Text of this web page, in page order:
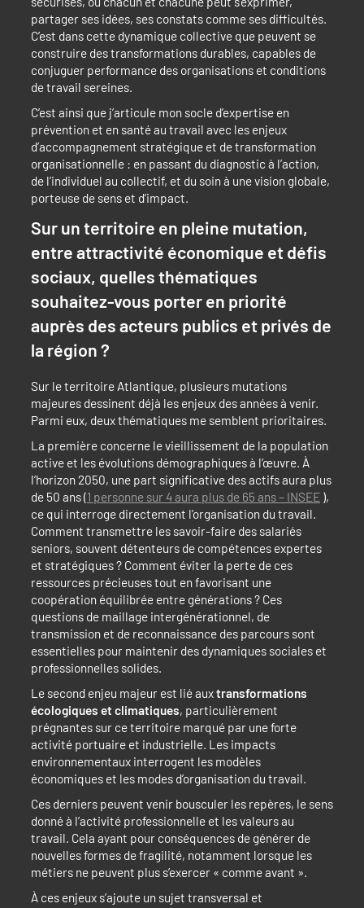
partager ses idées, ses constats comme ses difficultés.
C’est dans cette dynamique collective que peuvent se
construire des transformations durables, capables de
conjuguer performance des organisations et conditions
de travail sereines.
C’est ainsi que j’articule mon socle d’expertise en
prévention et en santé au travail avec les enjeux
d’accompagnement stratégique et de transformation
organisationnelle : en passant du diagnostic à l’action,
de l’individuel au collectif, et du soin à une vision globale,
porteuse de sens et d’impact.
Sur un territoire en pleine mutation,
entre attractivité économique et défis
sociaux, quelles thématiques
souhaitez-vous porter en priorité
auprès des acteurs publics et privés de
la région ?
Sur le territoire Atlantique, plusieurs mutations
majeures dessinent déjà les enjeux des années à venir.
Parmi eux, deux thématiques me semblent prioritaires.
La première concerne le vieillissement de la population
active et les évolutions démographiques à l’œuvre. À
l’horizon 2050, une part significative des actifs aura plus
de 50 ans (1 personne sur 4 aura plus de 65 ans – INSEE),
ce qui interroge directement l’organisation du travail.
Comment transmettre les savoir-faire des salariés
seniors, souvent détenteurs de compétences expertes
et stratégiques ? Comment éviter la perte de ces
ressources précieuses tout en favorisant une
coopération équilibrée entre générations ? Ces
questions de maillage intergénérationnel, de
transmission et de reconnaissance des parcours sont
essentielles pour maintenir des dynamiques sociales et
professionnelles solides.
Le second enjeu majeur est lié auxtransformations
écologiques et climatiques, particulièrement
prégnantes sur ce territoire marqué par une forte
activité portuaire et industrielle. Les impacts
environnementaux interrogent les modèles
économiques et les modes d’organisation du travail.
Ces derniers peuvent venir bousculer les repères, le sens
donné à l’activité professionnelle et les valeurs au
travail. Cela ayant pour conséquences de générer de
nouvelles formes de fragilité, notamment lorsque les
métiers ne peuvent plus s’exercer « comme avant ».
À ces enjeux s’ajoute un sujet transversal et